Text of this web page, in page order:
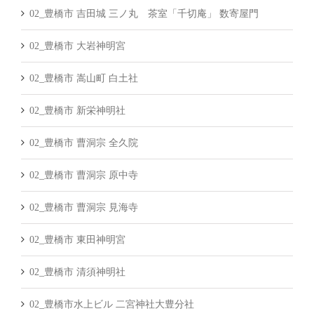
02_豊橋市 吉田城 三ノ丸 茶室「千切庵」 数寄屋門
02_豊橋市 大岩神明宮
02_豊橋市 嵩山町 白土社
02_豊橋市 新栄神明社
02_豊橋市 曹洞宗 全久院
02_豊橋市 曹洞宗 原中寺
02_豊橋市 曹洞宗 見海寺
02_豊橋市 東田神明宮
02_豊橋市 清須神明社
02_豊橋市水上ビル 二宮神社大豊分社